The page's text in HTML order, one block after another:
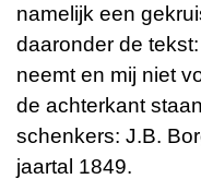
namelijk een
daaronder de
neemt en mij niet
de achterkant
schenkers: J.B.
jaartal 1849.